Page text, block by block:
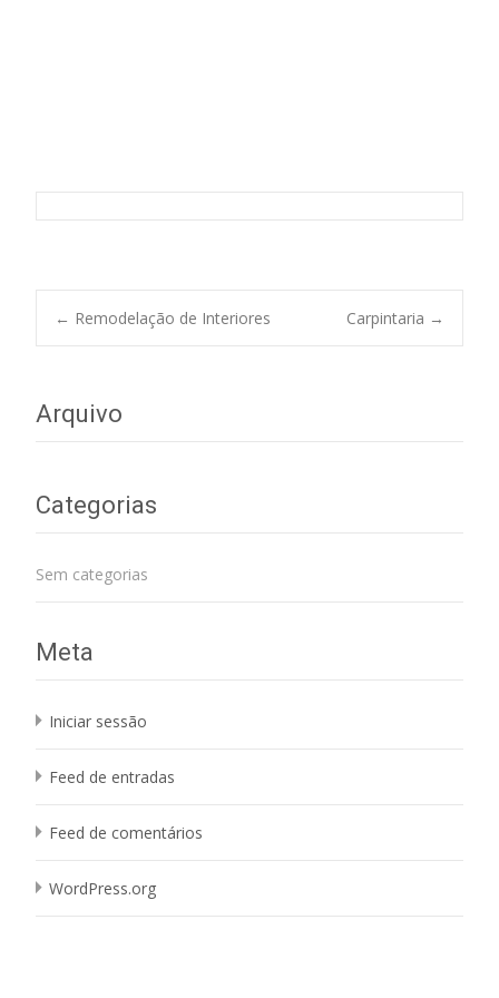
Post
← Remodelação de Interiores Carpintaria →
Arquivo
Categorias
Sem categorias
Meta
Iniciar sessão
Feed de entradas
Feed de comentários
WordPress.org